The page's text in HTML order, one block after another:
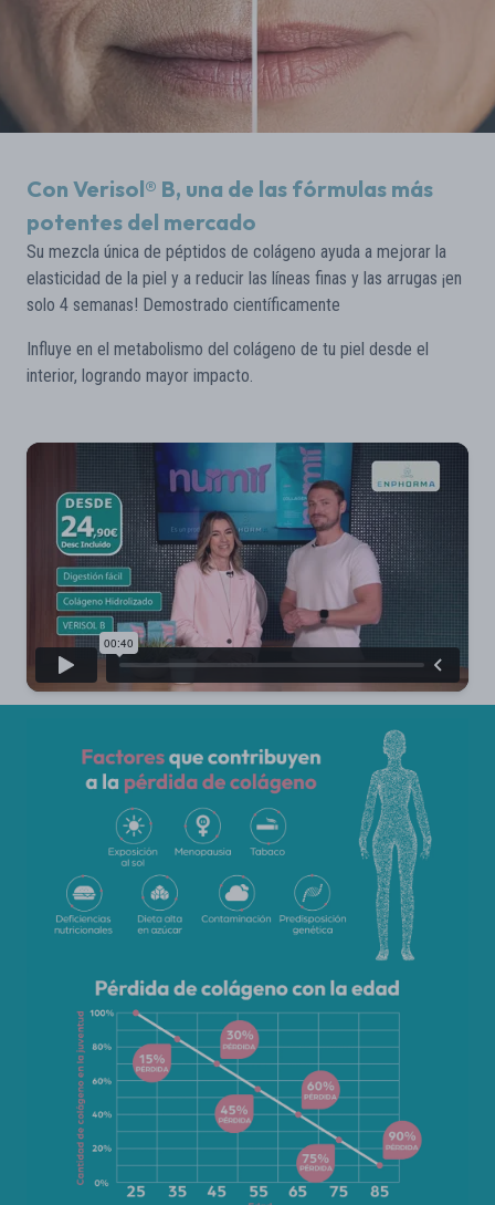
Con Verisol® B, una de las fórmulas más
potentes del mercado
Su mezcla única de péptidos de colágeno ayuda a mejorar la
elasticidad de la piel y a reducir las líneas finas y las arrugas ¡en
solo 4 semanas! Demostrado científicamente
Influye en el metabolismo del colágeno de tu piel desde el
interior, logrando mayor impacto.